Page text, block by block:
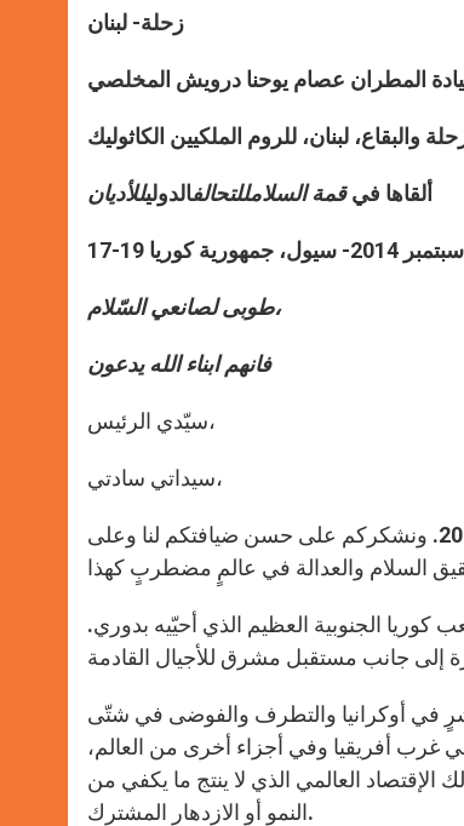
زحلة- لبنان
المطران عصام يوحنا درويش المخلصي
والبقاع، لبنان، للروم الملكيين الكاثوليك
ألقاها فيقمة السلامللتحالفالدوليللأديان
17-19 سبتمبر 2014- سيول، جمهورية كوريا
طوبى لصانعي السّلام،
فانهم ابناء الله يدعون
سيّدي الرئيس،
سيداتي سادتي،
للعام 2014. ونشكركم على حسن ضيافتكم لنا وعلى
الجنوبية العظيم الذي أحيّيه بدوري.
في أوكرانيا والتطرف والفوضى في شتّى
غرب أفريقيا وفي أجزاء أخرى من العالم،
العالمي الذي لا ينتج ما يكفي من
النمو أو الازدهار المشترك.